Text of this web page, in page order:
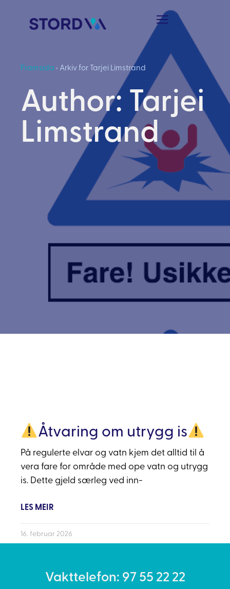
Framsida › Arkiv for Tarjei Limstrand
Author:Tarjei
Limstrand
Åtvaring om utrygg is
På regulerte elvar og vatn kjem det alltid til å
vera fare for område med ope vatn og utrygg
is. Dette gjeld særleg ved inn-
LES MEIR
16. februar 2026
Vakttelefon: 97 55 22 22